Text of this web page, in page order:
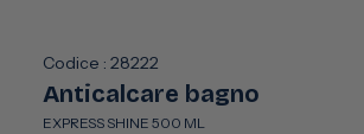
finestra
Codice : 28222
Anticalcare bagno
EXPRESS SHINE 500 ML